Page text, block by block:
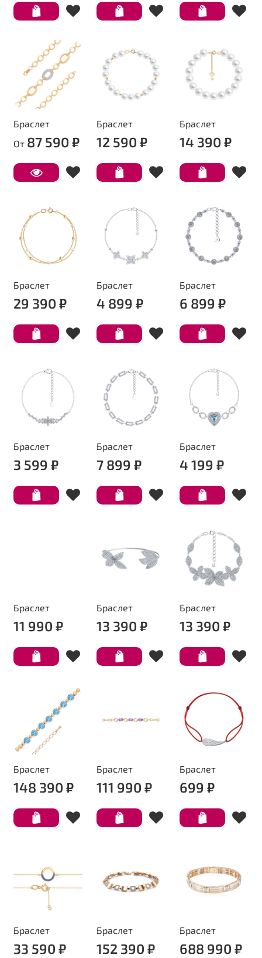
Браслет
От 87 590 ₽
Браслет
12 590 ₽
Браслет
14 390 ₽
Браслет
29 390 ₽
Браслет
4 899 ₽
Браслет
6 899 ₽
Браслет
3 599 ₽
Браслет
7 899 ₽
Браслет
4 199 ₽
Браслет
11 990 ₽
Браслет
13 390 ₽
Браслет
13 390 ₽
Браслет
148 390 ₽
Браслет
111 990 ₽
Браслет
699 ₽
Браслет
33 590 ₽
Браслет
152 390 ₽
Браслет
688 990 ₽